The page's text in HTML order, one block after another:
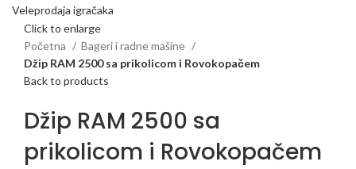
Click to enlarge
Početna
Bageri i radne mašine
Džip RAM 2500 sa prikolicom i Rovokopačem
Back to products
Džip RAM 2500 sa
prikolicom i Rovokopačem